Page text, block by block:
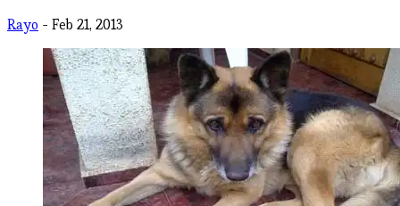
Rayo - Feb 21, 2013